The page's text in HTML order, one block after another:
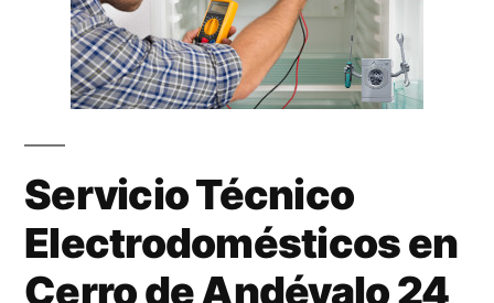
Servicio Técnico
Electrodomésticos en
Cerro de Andévalo 24